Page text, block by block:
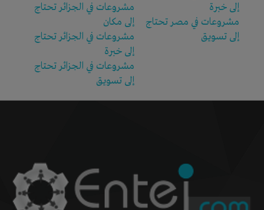
إلى خبرة
مشروعات في مصر تحتاج
إلى تسويق
مشروعات في الجزائر تحتاج
إلى مكان
مشروعات في الجزائر تحتاج
إلى خبرة
مشروعات في الجزائر تحتاج
إلى تسويق